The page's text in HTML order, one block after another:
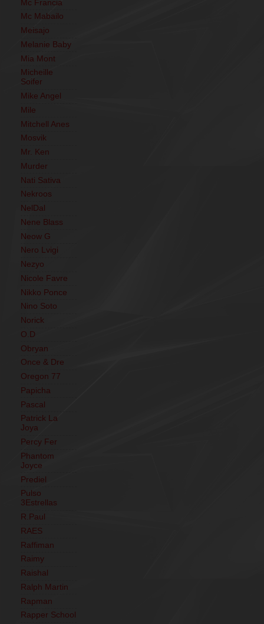
Mc Francia
Mc Mabailo
Meisajo
Melanie Baby
Mia Mont
Micheille
Soifer
Mike Angel
Mile
Mitchell Anes
Mosvik
Mr. Ken
Murder
Nati Sativa
Nekroos
NelDal
Nene Blass
Neow G
Nero Lvigi
Nezyo
Nicole Favre
Nikko Ponce
Nino Soto
Norick
O.D
Obryan
Once & Dre
Oregon 77
Papicha
Pascal
Patrick La
Joya
Percy Fer
Phantom
Joyce
Prediel
Pulso
3Estrellas
R.Paul
RAES
Raffiman
Raimy
Raishal
Ralph Martin
Rapman
Rapper School